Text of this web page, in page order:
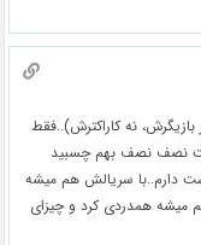
نه کاراکترش)..فقط
نصف نصف بهم چسبید
دارم..با سریالش هم میشه
میشه همدردی کرد و چیزای